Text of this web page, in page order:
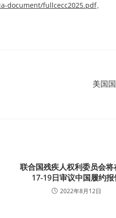
document/fullcecc2025.pdf。
美国
联合国残疾人权利委员会将
17-19日审议中国履约报
2022年8月12日